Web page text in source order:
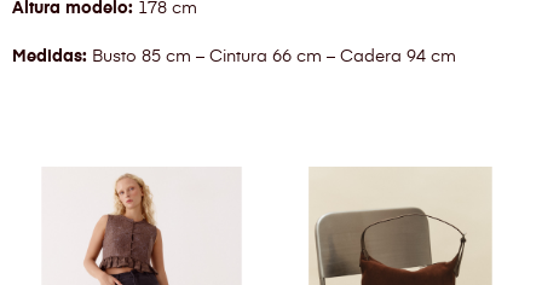
Altura modelo: 178 cm
Medidas: Busto 85 cm – Cintura 66 cm – Cadera 94 cm